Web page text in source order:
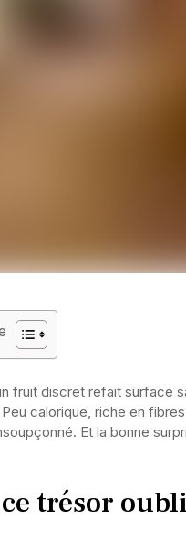
fruit discret refait surface
Peu calorique, riche en
Et la bonne
trésor